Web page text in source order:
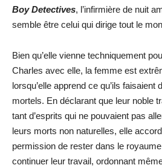
Boy Detectives, l’infirmière de nuit
semble être celui qui dirige tout le
Bien qu’elle vienne techniquement
Charles avec elle, la femme est
lorsqu’elle apprend ce qu’ils faisaient
mortels. En déclarant que leur noble
tant d’esprits qui ne pouvaient pas
leurs morts non naturelles, elle
permission de rester dans le
continuer leur travail, ordonnant